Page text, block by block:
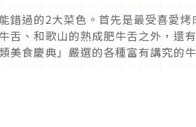
錯過的2大菜色。首先是最受喜愛
舌、和歌山的熟成肥牛舌之外，還
美食慶典」嚴選的各種富有講究的牛